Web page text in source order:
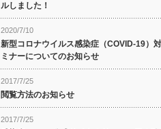
ルしました！
2020/7/10
新型コロナウイルス感染症（COVID-19）
ミナーについてのお知らせ
2017/7/25
閲覧方法のお知らせ
2017/7/25